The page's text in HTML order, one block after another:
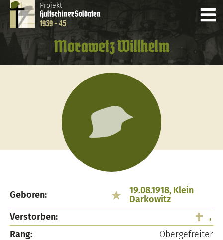
Projekt
HultschinerSoldaten
1939 - 45
Morawetz Willhelm
Geboren:
19.08.1918, Klein
Darkowitz
Verstorben:
,
Rang:
Obergefreiter